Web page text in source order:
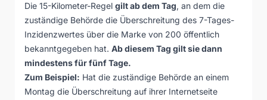
Die 15-Kilometer-Regel gilt ab dem Tag, an dem die
zuständige Behörde die Überschreitung des 7-Tages-
Inzidenzwertes über die Marke von 200 öffentlich
bekanntgegeben hat. Ab diesem Tag gilt sie dann
mindestens für fünf Tage.
Zum Beispiel: Hat die zuständige Behörde an einem
Montag die Überschreitung auf ihrer Internetseite